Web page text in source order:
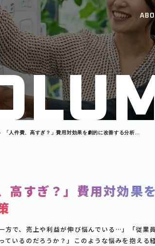
LU
「人件費、高すぎ？」費用対効果を劇的に改善する分析と
高すぎ？」費用対効果
方で、売上や利益が伸び悩んでいる…」「従業
ているのだろうか？」このような悩みを抱える